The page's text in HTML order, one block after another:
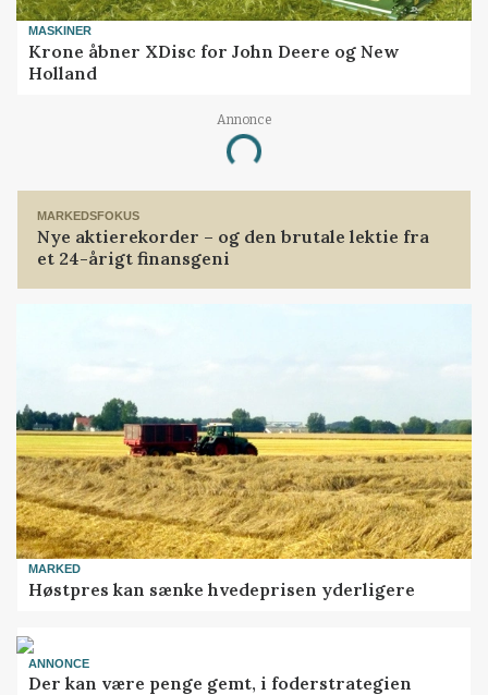
MASKINER
Krone åbner XDisc for John Deere og New
Holland
Annonce
Loading...
MARKEDSFOKUS
Nye aktierekorder – og den brutale lektie fra
et 24-årigt finansgeni
MARKED
Høstpres kan sænke hvedeprisen yderligere
ANNONCE
Der kan være penge gemt, i foderstrategien